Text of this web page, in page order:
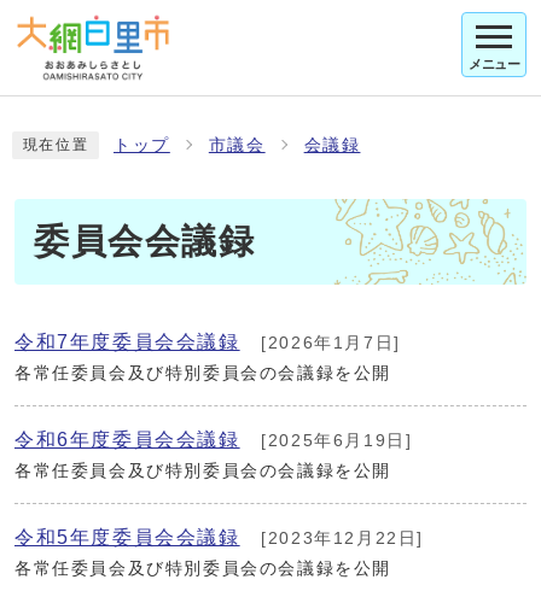
メニュー
現在位置 トップ 市議会 会議録
委員会会議録
令和7年度委員会会議録
[2026年1月7日]
各常任委員会及び特別委員会の会議録を公開
令和6年度委員会会議録
[2025年6月19日]
各常任委員会及び特別委員会の会議録を公開
令和5年度委員会会議録
[2023年12月22日]
各常任委員会及び特別委員会の会議録を公開